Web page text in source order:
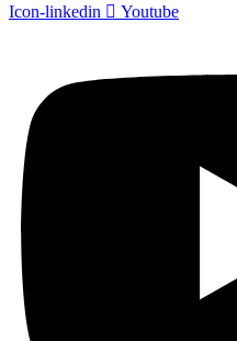
Icon-linkedin Youtube